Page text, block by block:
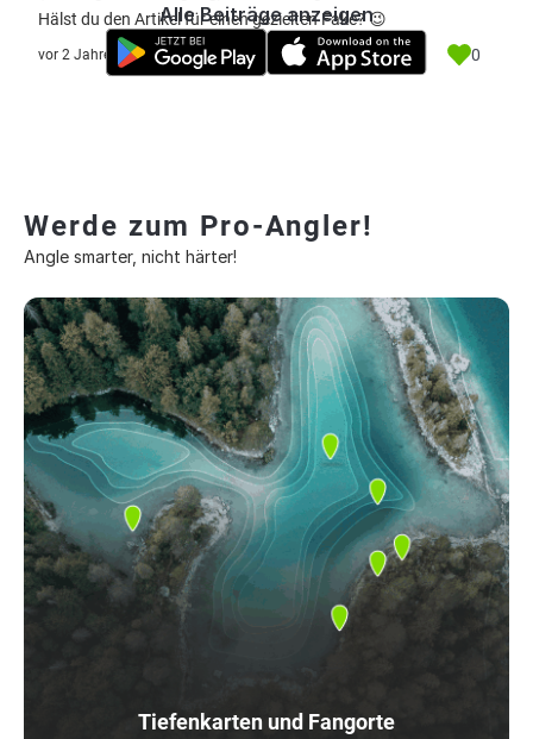
Hälst du den Artikel für einen gezielten Fake? 😉
vor 2 Jahre 0
Alle Beiträge anzeigen
Werde zum Pro-Angler!
Angle smarter, nicht härter!
Tiefenkarten und Fangorte